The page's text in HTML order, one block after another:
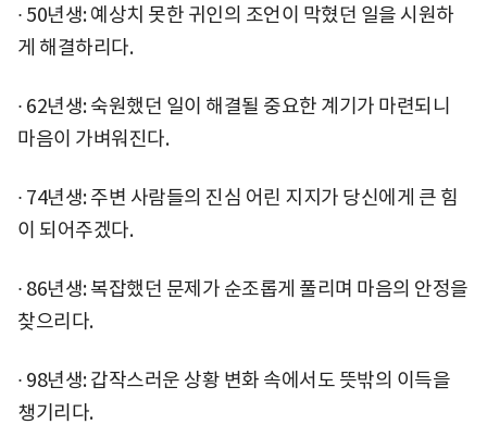
∙ 50년생: 예상치 못한 귀인의 조언이 막혔던 일을 시원하
게 해결하리다.
∙ 62년생: 숙원했던 일이 해결될 중요한 계기가 마련되니
마음이 가벼워진다.
∙ 74년생: 주변 사람들의 진심 어린 지지가 당신에게 큰 힘
이 되어주겠다.
∙ 86년생: 복잡했던 문제가 순조롭게 풀리며 마음의 안정을
찾으리다.
∙ 98년생: 갑작스러운 상황 변화 속에서도 뜻밖의 이득을
챙기리다.